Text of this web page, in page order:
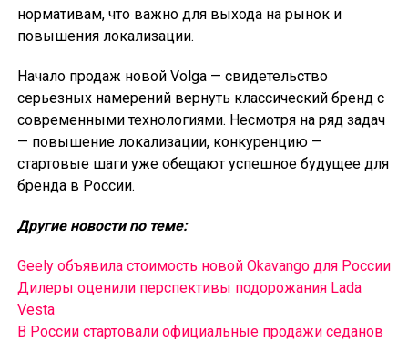
нормативам, что важно для выхода на рынок и
повышения локализации.
Начало продаж новой Volga — свидетельство
серьезных намерений вернуть классический бренд с
современными технологиями. Несмотря на ряд задач
— повышение локализации, конкуренцию —
стартовые шаги уже обещают успешное будущее для
бренда в России.
Другие новости по теме:
Geely объявила стоимость новой Okavango для России
Дилеры оценили перспективы подорожания Lada
Vesta
В России cтартовали официальные продажи седанов